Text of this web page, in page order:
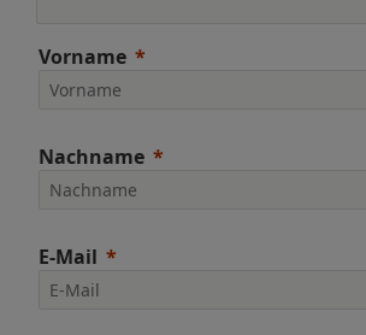
Vorname
Nachname
E-Mail